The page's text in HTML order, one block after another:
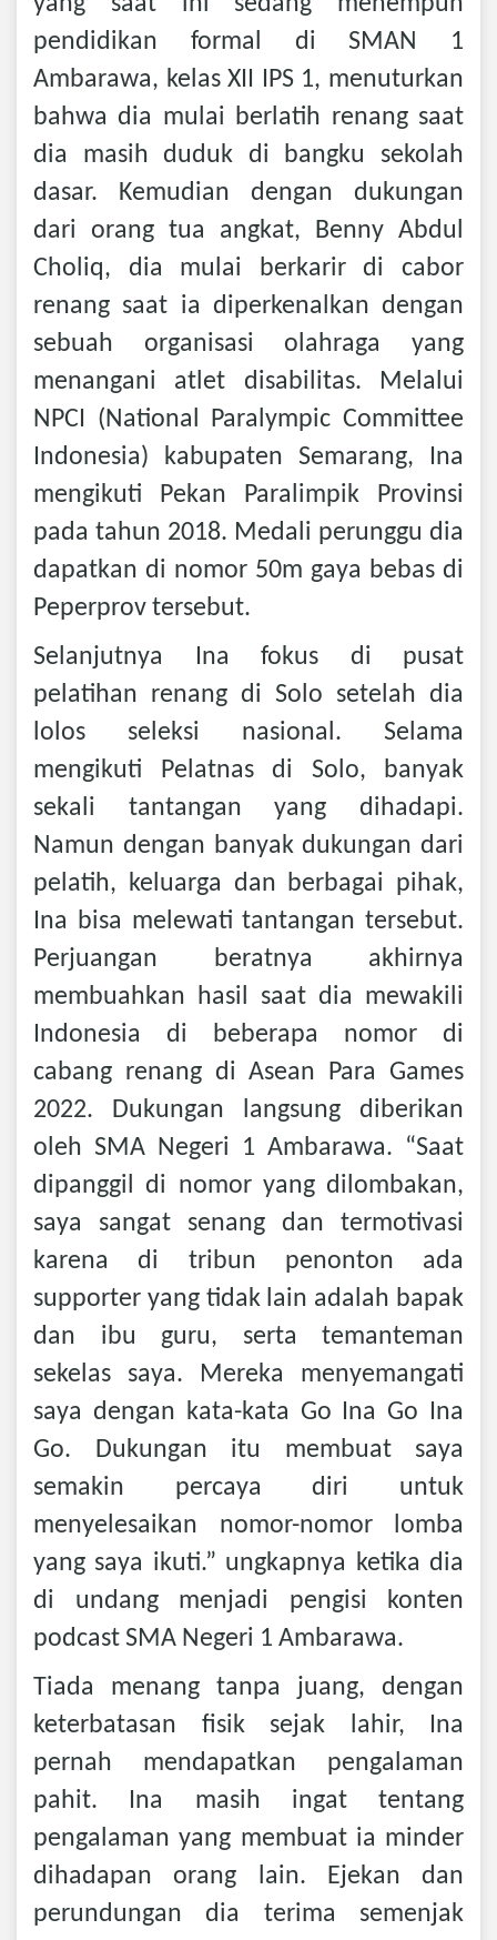
pendidikan formal di SMAN 1
Ambarawa, kelas XII IPS 1, menuturkan
bahwa dia mulai berlatih renang saat
dia masih duduk di bangku sekolah
dasar. Kemudian dengan dukungan
dari orang tua angkat, Benny Abdul
Choliq, dia mulai berkarir di cabor
renang saat ia diperkenalkan dengan
sebuah organisasi olahraga yang
menangani atlet disabilitas. Melalui
NPCI (National Paralympic Committee
Indonesia) kabupaten Semarang, Ina
mengikuti Pekan Paralimpik Provinsi
pada tahun 2018. Medali perunggu dia
dapatkan di nomor 50m gaya bebas di
Peperprov tersebut.
Selanjutnya Ina fokus di pusat
pelatihan renang di Solo setelah dia
lolos seleksi nasional. Selama
mengikuti Pelatnas di Solo, banyak
sekali tantangan yang dihadapi.
Namun dengan banyak dukungan dari
pelatih, keluarga dan berbagai pihak,
Ina bisa melewati tantangan tersebut.
Perjuangan beratnya akhirnya
membuahkan hasil saat dia mewakili
Indonesia di beberapa nomor di
cabang renang di Asean Para Games
2022. Dukungan langsung diberikan
oleh SMA Negeri 1 Ambarawa. “Saat
dipanggil di nomor yang dilombakan,
saya sangat senang dan termotivasi
karena di tribun penonton ada
supporter yang tidak lain adalah bapak
dan ibu guru, serta temanteman
sekelas saya. Mereka menyemangati
saya dengan kata-kata Go Ina Go Ina
Go. Dukungan itu membuat saya
semakin percaya diri untuk
menyelesaikan nomor-nomor lomba
yang saya ikuti.” ungkapnya ketika dia
di undang menjadi pengisi konten
podcast SMA Negeri 1 Ambarawa.
Tiada menang tanpa juang, dengan
keterbatasan fisik sejak lahir, Ina
pernah mendapatkan pengalaman
pahit. Ina masih ingat tentang
pengalaman yang membuat ia minder
dihadapan orang lain. Ejekan dan
perundungan dia terima semenjak